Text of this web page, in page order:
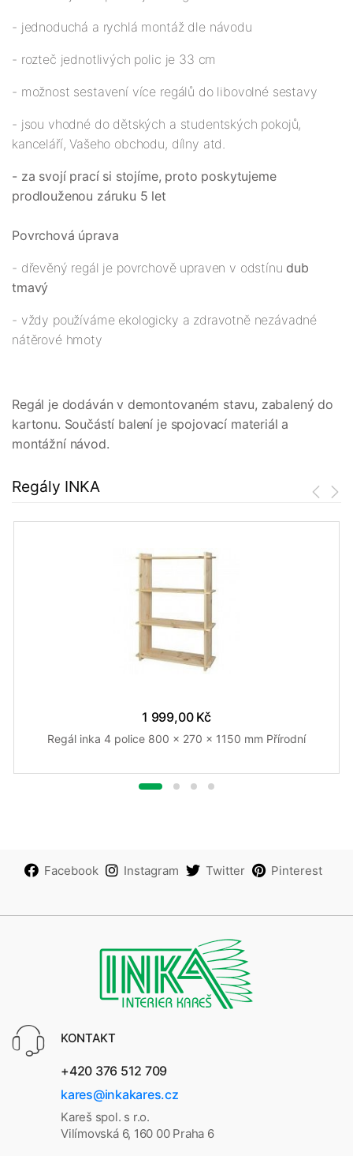
- jednoduchá a rychlá montáž dle návodu
- rozteč jednotlivých polic je 33 cm
- možnost sestavení více regálů do libovolné sestavy
- jsou vhodné do dětských a studentských pokojů,
kanceláří, Vašeho obchodu, dílny atd.
- za svojí prací si stojíme, proto poskytujeme
prodlouženou záruku 5 let
Povrchová úprava
- dřevěný regál je povrchově upraven v odstínu dub
tmavý
- vždy používáme ekologicky a zdravotně nezávadné
nátěrové hmoty
Regál je dodáván v demontovaném stavu, zabalený do
kartonu. Součástí balení je spojovací materiál a
montážní návod.
Regály INKA
1 999,00 Kč
Regál inka 4 police 800 x 270 x 1150 mm Přírodní
Facebook Instagram Twitter Pinterest
KONTAKT
+420 376 512 709
kares@inkakares.cz
Kareš spol. s r.o.
Vilímovská 6, 160 00 Praha 6